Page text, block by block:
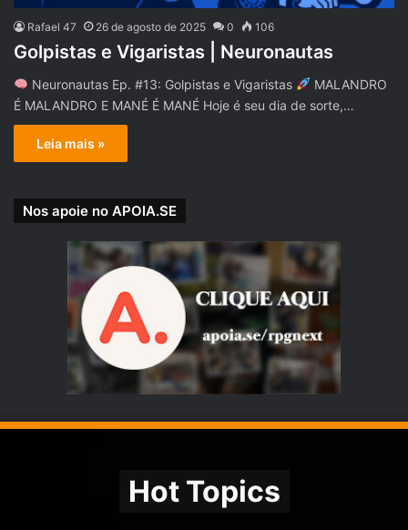
Rafael 47 26 de agosto de 2025 0 106
Golpistas e Vigaristas | Neuronautas
Neuronautas Ep. #13: Golpistas e Vigaristas
MALANDRO
É MALANDRO E MANÉ É MANÉ Hoje é seu dia de sorte,…
Leia mais »
Nos apoie no APOIA.SE
Hot Topics